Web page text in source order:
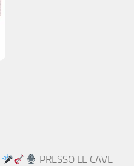
PRESSO LE CAVE